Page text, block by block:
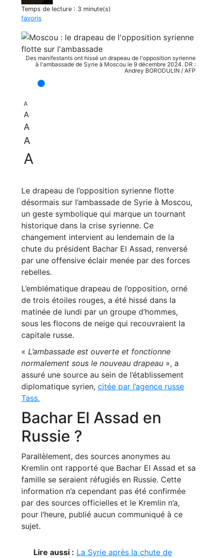
Temps de lecture : 3 minute(s)
favoris
Des manifestants ont hissé un drapeau de l'opposition syrienne
à l'ambassade de Syrie à Moscou le 9 décembre 2024. DR :
Andrey BORODULIN / AFP
A
A
A
A
A
Le drapeau de l’opposition syrienne flotte
désormais sur l’ambassade de Syrie à Moscou,
un geste symbolique qui marque un tournant
historique dans la crise syrienne. Ce
changement intervient au lendemain de la
chute du président Bachar El Assad, renversé
par une offensive éclair menée par des forces
rebelles.
L’emblématique drapeau de l’opposition, orné
de trois étoiles rouges, a été hissé dans la
matinée de lundi par un groupe d’hommes,
sous les flocons de neige qui recouvraient la
capitale russe.
« L’ambassade est ouverte et fonctionne
normalement sous le nouveau drapeau », a
assuré une source au sein de l’établissement
diplomatique syrien, citée par l’agence russe
Tass.
Bachar El Assad en
Russie ?
Parallèlement, des sources anonymes au
Kremlin ont rapporté que Bachar El Assad et sa
famille se seraient réfugiés en Russie. Cette
information n’a cependant pas été confirmée
par des sources officielles et le Kremlin n’a,
pour l’heure, publié aucun communiqué à ce
sujet.
Lire aussi : La Syrie après la chute de